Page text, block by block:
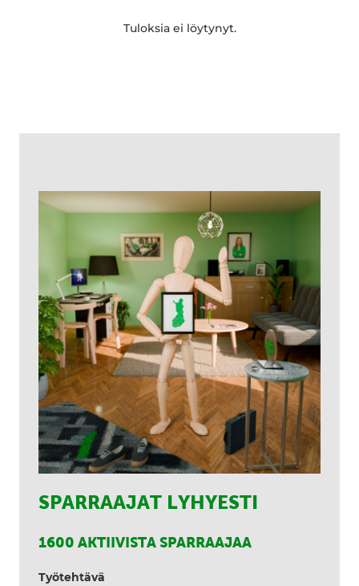
Tuloksia ei löytynyt.
SPARRAAJAT LYHYESTI
1600 AKTIIVISTA SPARRAAJAA
Työtehtävä